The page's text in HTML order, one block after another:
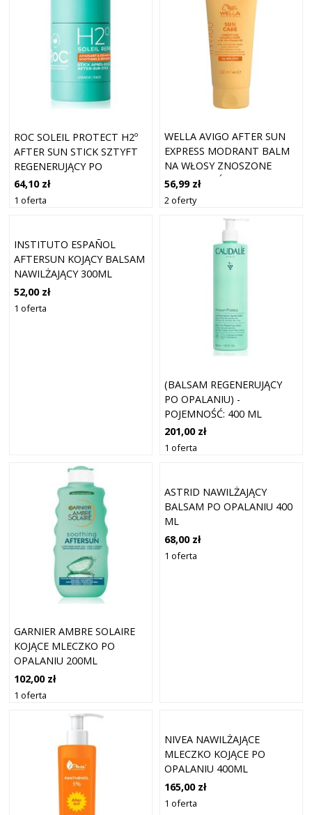
ROC SOLEIL PROTECT H2º
AFTER SUN STICK SZTYFT
REGENERUJĄCY PO
OPALANIU 15 G
64,10 zł
1 oferta
WELLA AVIGO AFTER SUN
EXPRESS MODRANT BALM
NA WŁOSY ZNOSZONE
PRZEZ SŁOŃCE - 200 ML
56,99 zł
2 oferty
INSTITUTO ESPAÑOL
AFTERSUN KOJĄCY BALSAM
NAWILŻAJĄCY 300ML
52,00 zł
1 oferta
(BALSAM REGENERUJĄCY
PO OPALANIU) -
POJEMNOŚĆ: 400 ML
201,00 zł
1 oferta
GARNIER AMBRE SOLAIRE
KOJĄCE MLECZKO PO
OPALANIU 200ML
102,00 zł
1 oferta
ASTRID NAWILŻAJĄCY
BALSAM PO OPALANIU 400
ML
68,00 zł
1 oferta
NIVEA NAWILŻAJĄCE
MLECZKO KOJĄCE PO
OPALANIU 400ML
165,00 zł
1 oferta